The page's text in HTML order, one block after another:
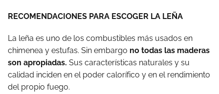
RECOMENDACIONES PARA ESCOGER LA LEÑA
La leña es uno de los combustibles más usados en
chimenea y estufas. Sin embargo no todas las maderas
son apropiadas. Sus características naturales y su
calidad inciden en el poder calorífico y en el rendimiento
del propio fuego.